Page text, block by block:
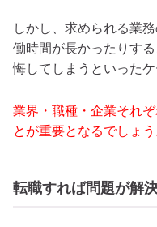
しかし、求められる業
働時間が長かったりす
悔してしまうといったケ
業界・職種・企業それ
とが重要となるでしょう
転職すれば問題が解